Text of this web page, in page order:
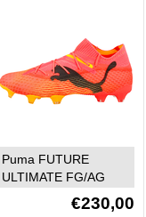
Puma FUTURE
ULTIMATE FG/AG
€230,00